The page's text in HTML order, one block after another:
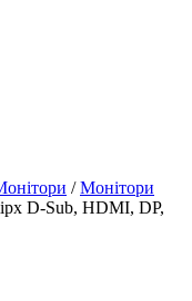
/Монітори
D-Sub, HDMI, DP,